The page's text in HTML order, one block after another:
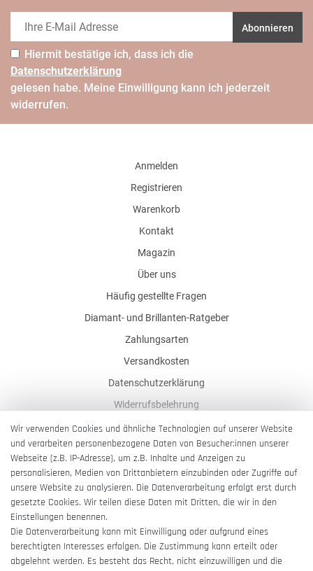
Abonnieren
Hiermit bestätige ich, dass ich die
Daten­schutz­erklärung
gelesen habe. Meine Einwilligung kann ich jederzeit
widerrufen.
Anmelden
Registrieren
Warenkorb
Kontakt
Magazin
Über uns
Häufig gestellte Fragen
Diamant- und Brillanten-Ratgeber
Zahlungsarten
Versandkosten
Datenschutzerklärung
Widerrufsbelehrung
AGB
Impressum
Barrierefreiheitserklärung
Vertrag widerrufen
Wir verwenden Cookies und ähnliche Technologien auf unserer Website
und verarbeiten personenbezogene Daten von Besucher:innen unserer
Webseite (z.B. IP-Adresse), um z.B. Inhalte und Anzeigen zu
personalisieren, Medien von Drittanbietern einzubinden oder Zugriffe auf
unsere Website zu analysieren. Die Datenverarbeitung erfolgt erst durch
gesetzte Cookies. Wir teilen diese Daten mit Dritten, die wir in den
Einstellungen benennen.
Die Datenverarbeitung kann mit Einwilligung oder aufgrund eines
berechtigten Interesses erfolgen. Die Zustimmung kann erteilt oder
abgelehnt werden. Es besteht das Recht, nicht einzuwilligen und die